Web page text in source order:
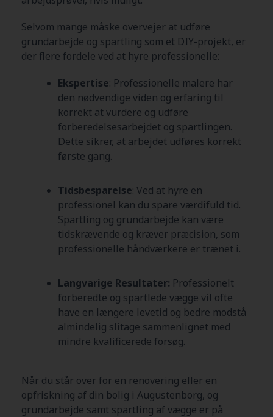
Selvom mange måske overvejer at udføre
grundarbejde og spartling som et DIY-projekt, er
der flere fordele ved at hyre professionelle:
Ekspertise: Professionelle malere har
den nødvendige viden og erfaring til
korrekt at vurdere og udføre
forberedelsesarbejdet og spartlingen.
Dette sikrer, at arbejdet udføres korrekt
første gang.
Tidsbesparelse: Ved at hyre en
professionel kan du spare værdifuld tid.
Spartling og grundarbejde kan være
tidskrævende og kræver præcision, som
professionelle håndværkere er trænet i.
Langvarige Resultater: Professionelt
forberedte og spartlede vægge vil ofte
have en længere levetid og bedre modstå
almindelig slitage sammenlignet med
mindre kvalificerede forsøg.
Når du står over for en renovering eller en
opfriskning af din bolig i Augustenborg, og
grundarbejde samt spartling af vægge er på